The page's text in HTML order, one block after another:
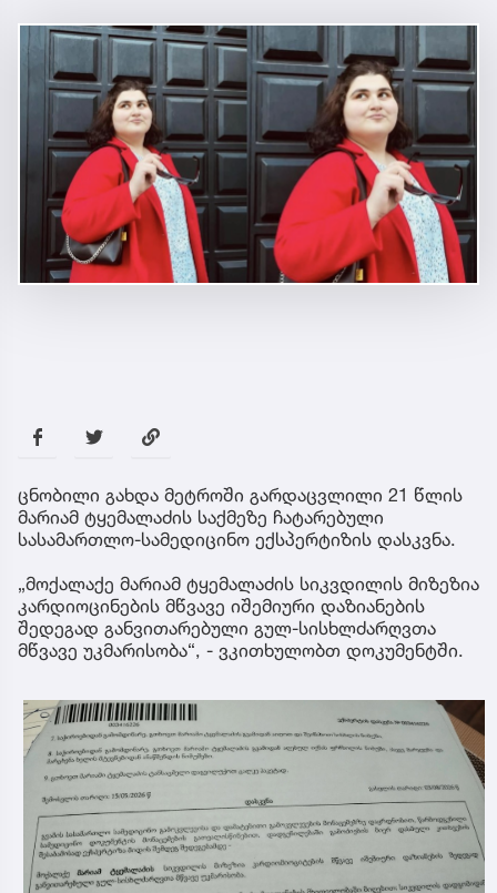
ცნობილი გახდა მეტროში გარდაცვლილი 21 წლის
მარიამ ტყემალაძის საქმეზე ჩატარებული
სასამართლო-სამედიცინო ექსპერტიზის დასკვნა.
„მოქალაქე მარიამ ტყემალაძის სიკვდილის მიზეზია
კარდიოცინების მწვავე იშემიური დაზიანების
შედეგად განვითარებული გულ-სისხლძარღვთა
მწვავე უკმარისობა“, - ვკითხულობთ დოკუმენტში.